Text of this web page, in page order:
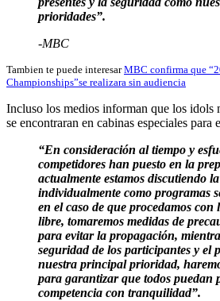
prioridades”.
-MBC
Tambien te puede interesarMBC confirma que
Championships”se realizara sin audiencia
Incluso los medios informan que los idols
se encontraran en cabinas especiales para
“En consideración al tiempo y
competidores han puesto en la
actualmente estamos discutiendo
individualmente como programas
en el caso de que procedamos
libre, tomaremos medidas de
para evitar la propagación,
seguridad de los participantes y el
nuestra principal prioridad,
para garantizar que todos puedan
competencia con tranquilidad”.